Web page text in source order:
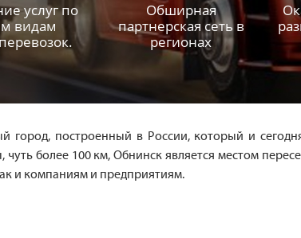
услуг по
видам
Обширная
партнерская сеть в
регионах
город, построенный в России, который и
более 100 км, Обнинск является местом
и компаниям и предприятиям.